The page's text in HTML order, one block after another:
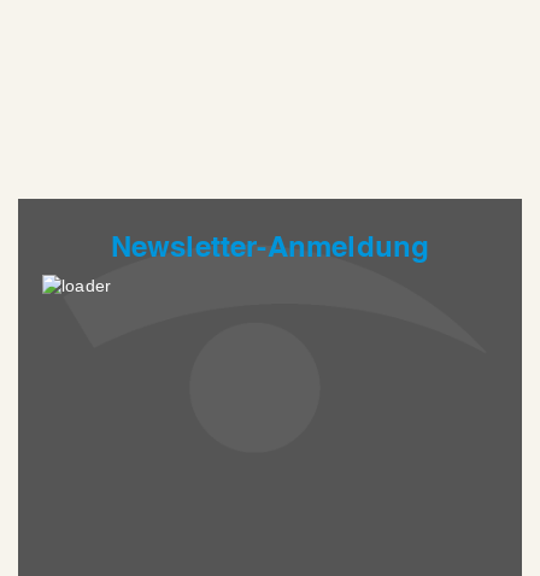
Newsletter-Anmeldung